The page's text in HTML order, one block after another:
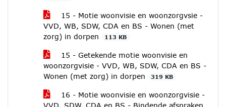
15 - Motie woonvisie en woonzorgvsie -
VVD, WB, SDW, CDA en BS - Wonen (met
zorg) in dorpen
113 KB
15 - Getekende motie woonvisie en
woonzorgvisie - VVD, WB, SDW, CDA en BS -
Wonen (met zorg) in dorpen
319 KB
16 - Motie woonvisie en woonzorgvisie -
VVD, SDW, CDA en BS - Bindende afspraken